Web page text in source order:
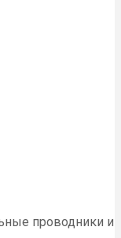
проводники и